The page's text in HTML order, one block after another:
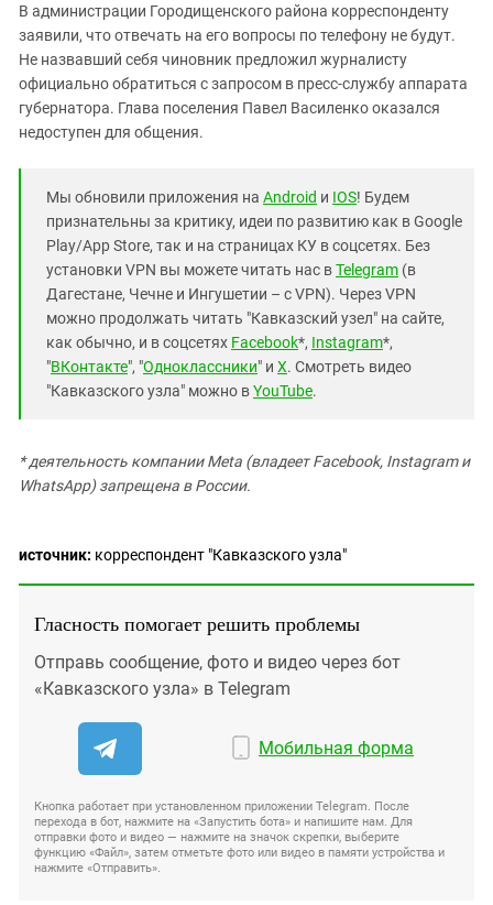
В администрации Городищенского района корреспонденту
заявили, что отвечать на его вопросы по телефону не будут.
Не назвавший себя чиновник предложил журналисту
официально обратиться с запросом в пресс-службу аппарата
губернатора. Глава поселения Павел Василенко оказался
недоступен для общения.
Мы обновили приложения на Android и IOS! Будем
признательны за критику, идеи по развитию как в Google
Play/App Store, так и на страницах КУ в соцсетях. Без
установки VPN вы можете читать нас вTelegram (в
Дагестане, Чечне и Ингушетии – с VPN). Через VPN
можно продолжать читать "Кавказский узел" на сайте,
как обычно, и в соцсетях Facebook*, Instagram*,
"ВКонтакте", "Одноклассники" и X. Смотреть видео
"Кавказского узла" можно вYouTube.
* деятельность компании Meta (владеет Facebook, Instagram и
WhatsApp) запрещена в России.
источник: корреспондент "Кавказского узла"
Гласность помогает решить проблемы
Отправь сообщение, фото и видео через бот
«Кавказского узла» в Telegram
Мобильная форма
Кнопка работает при установленном приложении Telegram. После
перехода в бот, нажмите на «Запустить бота» и напишите нам. Для
отправки фото и видео — нажмите на значок скрепки, выберите
функцию «Файл», затем отметьте фото или видео в памяти устройства и
нажмите «Отправить».